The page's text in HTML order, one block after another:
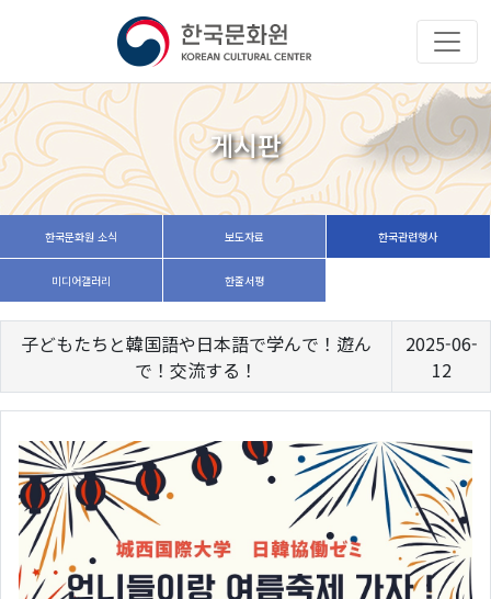
게시판
한국문화원 소식 보도자료 한국관련행사
미디어갤러리 한줄서평
子どもたちと韓国語や日本語で学んで！遊ん
で！交流する！
2025-06-
12